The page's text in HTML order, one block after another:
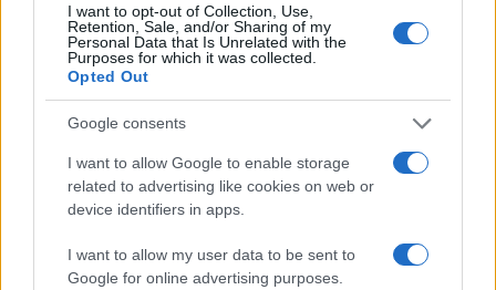
I want to opt-out of Collection, Use,
Retention, Sale, and/or Sharing of my
Personal Data that Is Unrelated with the
Purposes for which it was collected.
Opted Out
Google consents
I want to allow Google to enable storage
related to advertising like cookies on web or
device identifiers in apps.
I want to allow my user data to be sent to
Google for online advertising purposes.
Plan de comidas semanal con recetas rápidas y
económicas
RECETAS